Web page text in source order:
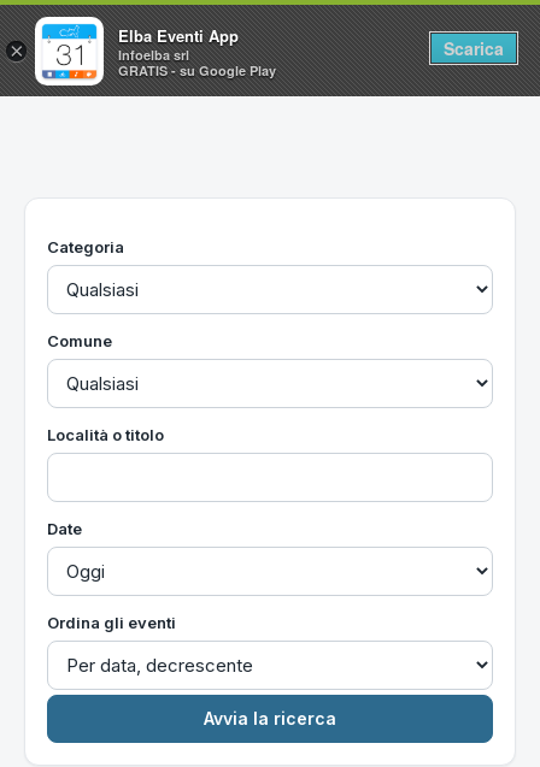
Home
Utilità
Categoria
Comune
Località o titolo
Date
Ordina gli eventi
×
Elba Eventi App
Infoelba srl
GRATIS - su Google Play
Scarica